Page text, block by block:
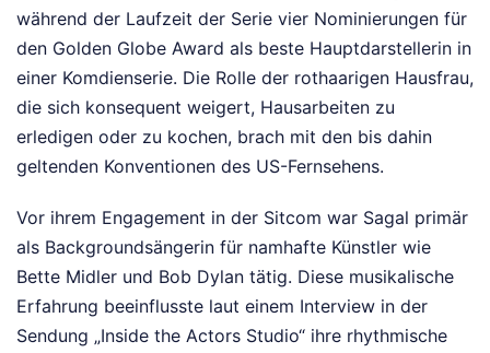
während der Laufzeit der Serie vier Nominierungen für
den Golden Globe Award als beste Hauptdarstellerin in
einer Komdienserie. Die Rolle der rothaarigen Hausfrau,
die sich konsequent weigert, Hausarbeiten zu
erledigen oder zu kochen, brach mit den bis dahin
geltenden Konventionen des US-Fernsehens.
Vor ihrem Engagement in der Sitcom war Sagal primär
als Backgroundsängerin für namhafte Künstler wie
Bette Midler und Bob Dylan tätig. Diese musikalische
Erfahrung beeinflusste laut einem Interview in der
Sendung „Inside the Actors Studio“ ihre rhythmische